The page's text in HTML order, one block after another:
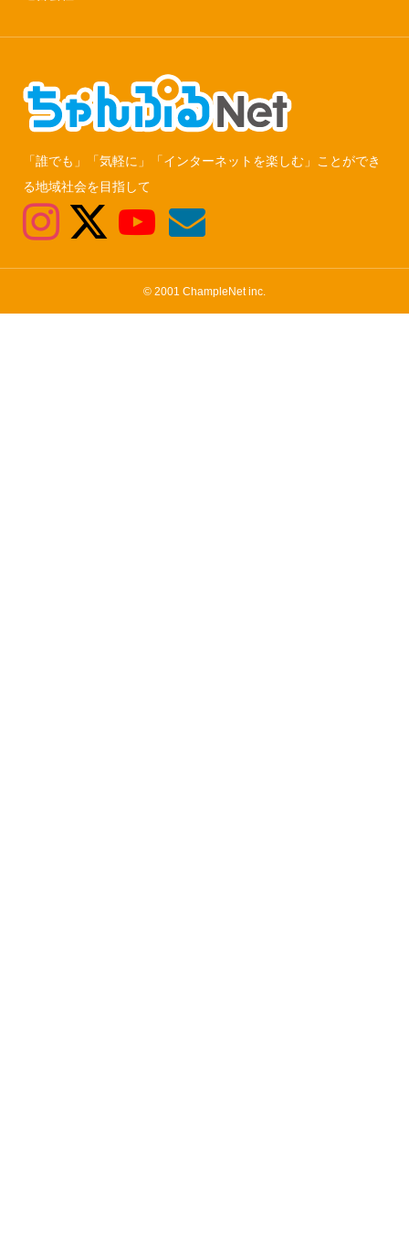
「誰でも」「気軽に」「インターネットを楽しむ」ことができ
る地域社会を目指して
© 2001 ChampleNet inc.